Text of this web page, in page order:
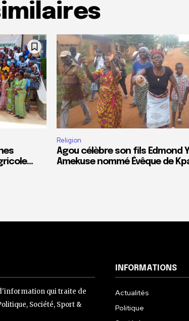
Religion
Agou célèbre son fils Edmond
Amekuse nommé Évêque de
qui traite de
Société, Sport &
INFORMATIONS
Actualités
Politique